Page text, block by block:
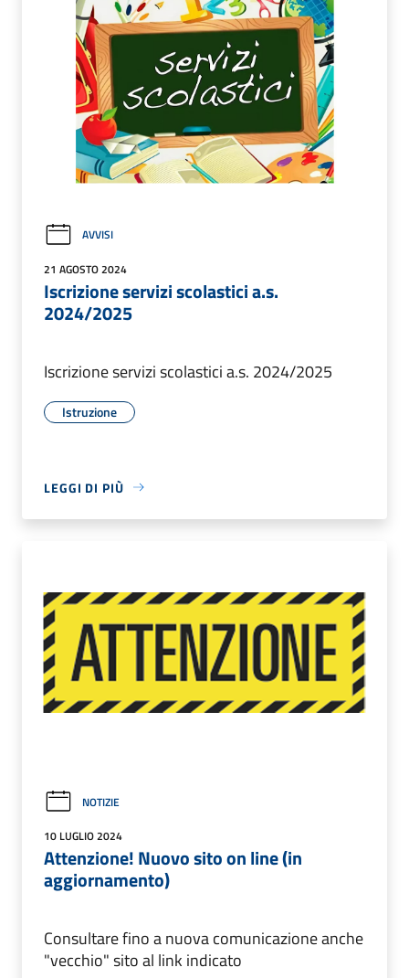
AVVISI
21 AGOSTO 2024
Iscrizione servizi scolastici a.s.
2024/2025
Iscrizione servizi scolastici a.s. 2024/2025
Istruzione
LEGGI DI PIÙ
NOTIZIE
10 LUGLIO 2024
Attenzione! Nuovo sito on line (in
aggiornamento)
Consultare fino a nuova comunicazione anche
"vecchio" sito al link indicato